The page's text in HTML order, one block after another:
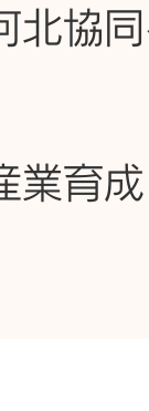
北協
業育